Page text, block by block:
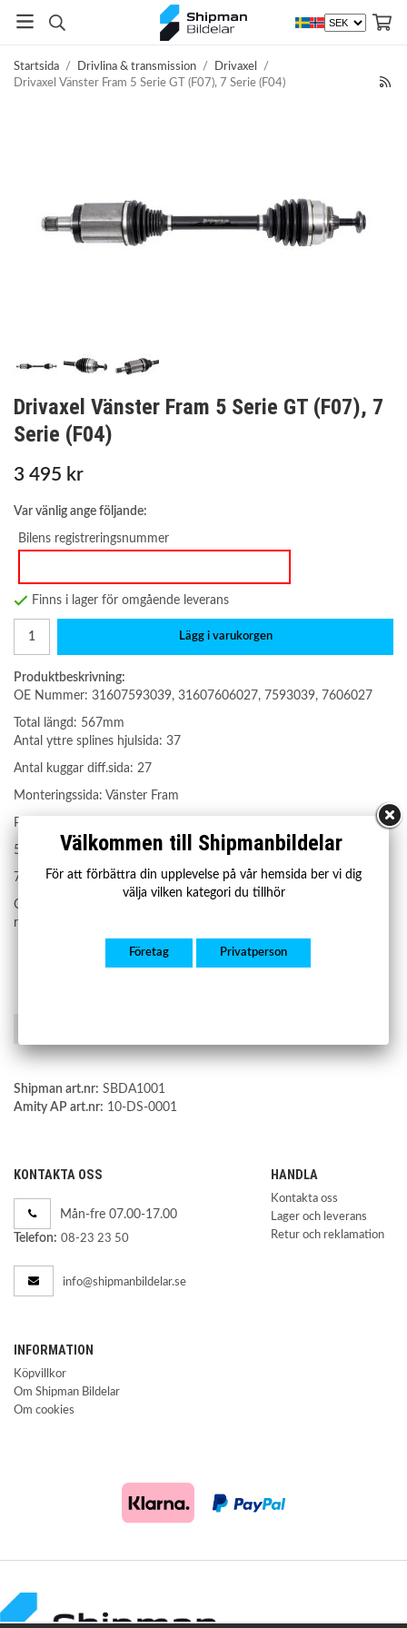
Startsida / Drivlina & transmission / Drivaxel
/
Drivaxel Vänster Fram 5 Serie GT (F07), 7 Serie (F04)
Drivaxel Vänster Fram 5 Serie GT (F07), 7
Serie (F04)
3 495 kr
Var vänlig ange följande:
Bilens registreringsnummer
Finns i lager för omgående leverans
Lägg i varukorgen
Produktbeskrivning:
OE Nummer: 31607593039, 31607606027, 7593039, 7606027
Total längd: 567mm
Antal yttre splines hjulsida: 37
Antal kuggar diff.sida: 27
Monteringssida: Vänster Fram
Passar:
5 Serie GT (F07) 10-17
7 Serie (F04) 09-15
Om du är osäker på om denna del passar din bil vänligen ange ditt
registreringsnummer.
Shipman art.nr: SBDA1001
Amity AP art.nr: 10-DS-0001
KONTAKTA OSS
Mån-fre 07.00-17.00
Telefon: 08-23 23 50
info@shipmanbildelar.se
HANDLA
Kontakta oss
Lager och leverans
Retur och reklamation
INFORMATION
Köpvillkor
Om Shipman Bildelar
Om cookies
Välkommen till Shipmanbildelar
För att förbättra din upplevelse på vår hemsida ber vi dig
välja vilken kategori du tillhör
Företag Privatperson